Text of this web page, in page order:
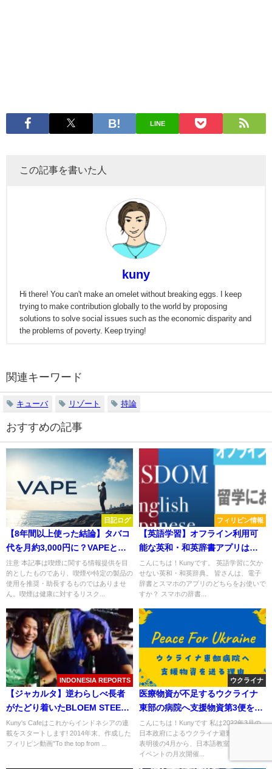
LINE
この記事を書いた人
kuny
Hi there! You can't make an omelet without breaking eggs. I keep
trying to make contribution globally to the world by proposing
solutions to solve social issues such as the economic disparity and
the problems of poverty. Keep trying!
関連キーワード
キューバ リゾート 持論
おすすめの記事
日記ログ
【8年間以上使った結論】タバコ
代を月約3,000円に？VAPEとい
う選択肢・使い方を注意点とと
もに本音で解説
注意 本記事は喫煙に関する情報提供を目
的としたものであり、喫煙や特定の製品の
使用を推奨・助長するものではありませ
ん。喫煙は健康に対するリスク...
フィリピン情報
【英語学習】オフライン利用可
能な英和・和英辞書アプリはウ
ィズダムがおススメ！
こんにちは！Kunyです。 英語学習に欠か
せない英和・和英辞典。 皆さんは、電子
辞書とスマホのアプリのどちらをお使いで
すか？ スマホの辞書...
INDONESIA REPORTS
【ジャカルタ】逆わらしべ長者
がたどり着いたBLOEM STEEN
HOTEL
Kuny's Cafeはこれからインドネシアの連
載をスタートします! 2014年末、作成した
フィリピン動画"To the top from ...
ウクライナ
医療物資が不足するウクライナ
東部の病院へ支援物資第3便を郵
送
こんにちは！Kunyです 私は2022年3月の
日本政府によるウクライナ避難者受け入れ
表明後の4月から、日本語教室と文化交流
イベントの月次開催...